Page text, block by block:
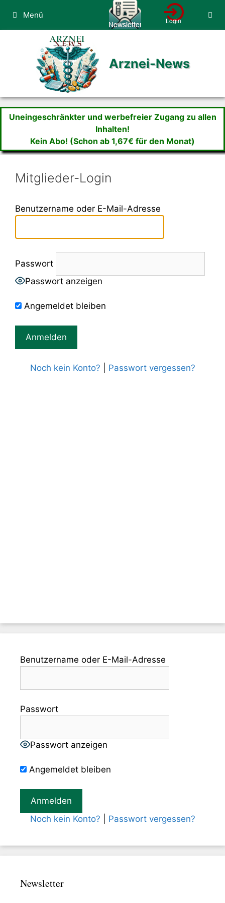
Inhalt
springen
Menü
Arznei-News
Uneingeschränkter und werbefreier Zugang zu allen
Inhalten!
Kein Abo! (Schon ab 1,67€ für den Monat)
Mitglieder-Login
Benutzername oder E-Mail-Adresse
Passwort
Passwort anzeigen
Angemeldet bleiben
Noch kein Konto? Passwort vergessen?
Benutzername oder E-Mail-Adresse
Passwort
Passwort anzeigen
Angemeldet bleiben
Noch kein Konto? Passwort vergessen?
Newsletter